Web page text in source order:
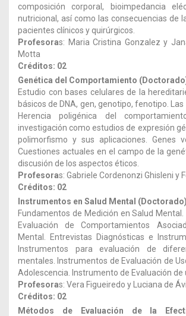
composición corporal, bioimpedancia
nutricional, así como las consecuencias de
pacientes clínicos y quirúrgicos.
Profesoras: Maria Cristina Gonzalez y
Motta
Créditos: 02
Genética del Comportamiento
Estudio con bases celulares de la
básicos de DNA, gen, genotipo, fenotipo. Las
Herencia poligénica del
investigación como estudios de expresión
polimorfismo y sus aplicaciones. Genes
Cuestiones actuales en el campo de la
discusión de los aspectos éticos.
Profesoras: Gabriele Cordenonzi Ghisleni y
Créditos: 02
Instrumentos en Salud Mental (Doctorado)
Fundamentos de Medición en Salud
Evaluación de Comportamientos
Mental. Entrevistas Diagnósticas e
Instrumentos para evaluación de
mentales. Instrumentos de Evaluación de
Adolescencia. Instrumento de Evaluación de
Profesoras: Vera Figueiredo y Luciana de
Créditos: 02
Métodos de Evaluación de la